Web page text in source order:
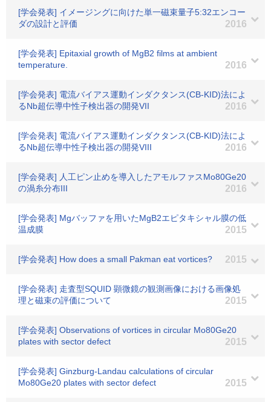
[学会発表] イメージングに向けた単一磁束量子5:32エンコー
ダの設計と評価
2016
[学会発表] Epitaxial growth of MgB2 films at ambient
temperature.
2016
[学会発表] 電流バイアス運動インダクタンス(CB-KID)法によ
るNb超伝導中性子検出器の開発VII
2016
[学会発表] 電流バイアス運動インダクタンス(CB-KID)法によ
るNb超伝導中性子検出器の開発VIII
2016
[学会発表] 人工ピン止めを導入したアモルファスMo80Ge20
の渦糸分布III
2016
[学会発表] Mgバッファを用いたMgB2エピタキシャル膜の低
温成膜
2015
[学会発表] How does a small Pakman eat vortices? 2015
[学会発表] 走査型SQUID 顕微鏡の観測画像における画像処
理と磁束の評価について
2015
[学会発表] Observations of vortices in circular Mo80Ge20
plates with sector defect
2015
[学会発表] Ginzburg-Landau calculations of circular
Mo80Ge20 plates with sector defect
2015